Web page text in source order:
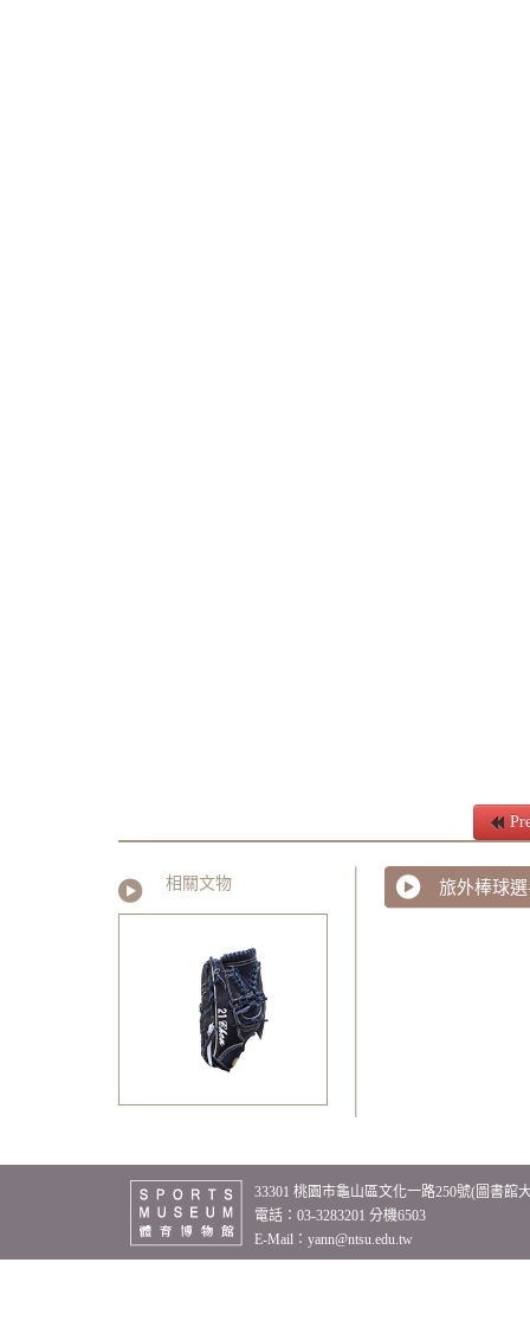
相關文物 旅外棒球
33301 桃園市龜山區文化一路250號(圖書館
電話：03-3283201 分機6503
E-Mail： yann@ntsu.edu.tw